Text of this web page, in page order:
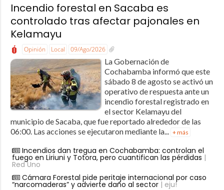
Incendio forestal en Sacaba es
controlado tras afectar pajonales en
Kelamayu
Opinión Local 09/Ago/2026
La Gobernación de
Cochabamba informó que este
sábado 8 de agosto se activó un
operativo de respuesta ante un
incendio forestal registrado en
el sector Kelamayu del
municipio de Sacaba, que fue reportado alrededor de las
06:00. Las acciones se ejecutaron mediante la...
+ más
Incendios dan tregua en Cochabamba: controlan el
fuego en Liriuni y Totora, pero cuantifican las pérdidas |
Red Uno
Cámara Forestal pide peritaje internacional por caso
“narcomaderas” y advierte daño al sector| eju!